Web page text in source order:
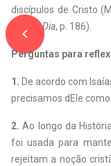
navigate_before
discípulos de Cristo
Sétimo Dia, p. 186).
Perguntas para
1. De acordo com
precisamos dEle
2. Ao longo da
foi usada para
rejeitam a noção